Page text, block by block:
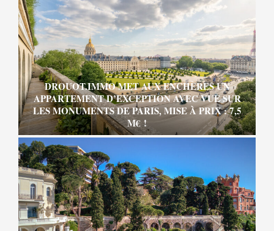
DROUOT.IMMO MET AUX ENCHÈRES UN
APPARTEMENT D’EXCEPTION AVEC VUE SUR
LES MONUMENTS DE PARIS, MISE À PRIX : 7,5
M€ !